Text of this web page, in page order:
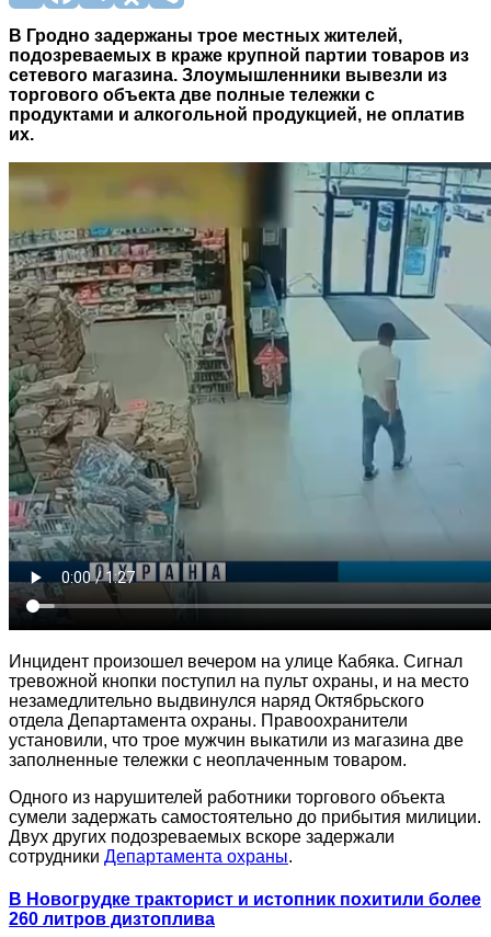
В Гродно задержаны трое местных жителей,
подозреваемых в краже крупной партии товаров из
сетевого магазина. Злоумышленники вывезли из
торгового объекта две полные тележки с
продуктами и алкогольной продукцией, не оплатив
их.
Инцидент произошел вечером на улице Кабяка. Сигнал
тревожной кнопки поступил на пульт охраны, и на место
незамедлительно выдвинулся наряд Октябрьского
отдела Департамента охраны. Правоохранители
установили, что трое мужчин выкатили из магазина две
заполненные тележки с неоплаченным товаром.
Одного из нарушителей работники торгового объекта
сумели задержать самостоятельно до прибытия милиции.
Двух других подозреваемых вскоре задержали
сотрудники Департамента охраны.
В Новогрудке тракторист и истопник похитили более
260 литров дизтоплива